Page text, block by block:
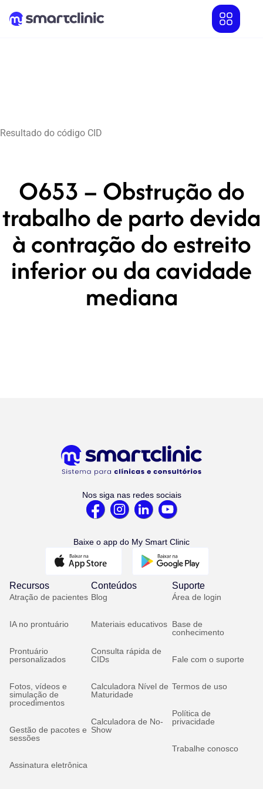
Resultado do código CID
O653 – Obstrução do
trabalho de parto devida
à contração do estreito
inferior ou da cavidade
mediana
Nos siga nas redes sociais
Baixe o app do My Smart Clinic
Recursos
Atração de pacientes
IA no prontuário
Prontuário
personalizados
Fotos, vídeos e
simulação de
procedimentos
Gestão de pacotes e
sessões
Assinatura eletrônica
Conteúdos
Blog
Materiais educativos
Consulta rápida de
CIDs
Calculadora Nível de
Maturidade
Calculadora de No-
Show
Suporte
Área de login
Base de
conhecimento
Fale com o suporte
Termos de uso
Política de
privacidade
Trabalhe conosco